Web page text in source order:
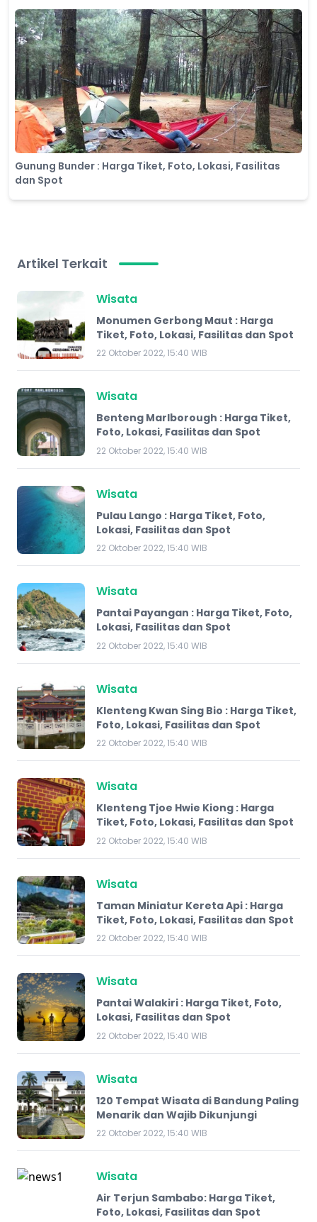
Gunung Bunder : Harga Tiket, Foto, Lokasi, Fasilitas
dan Spot
Artikel Terkait
Wisata
Monumen Gerbong Maut : Harga
Tiket, Foto, Lokasi, Fasilitas dan Spot
22 Oktober 2022, 15:40 WIB
Wisata
Benteng Marlborough : Harga Tiket,
Foto, Lokasi, Fasilitas dan Spot
22 Oktober 2022, 15:40 WIB
Wisata
Pulau Lango : Harga Tiket, Foto,
Lokasi, Fasilitas dan Spot
22 Oktober 2022, 15:40 WIB
Wisata
Pantai Payangan : Harga Tiket, Foto,
Lokasi, Fasilitas dan Spot
22 Oktober 2022, 15:40 WIB
Wisata
Klenteng Kwan Sing Bio : Harga Tiket,
Foto, Lokasi, Fasilitas dan Spot
22 Oktober 2022, 15:40 WIB
Wisata
Klenteng Tjoe Hwie Kiong​ : Harga
Tiket, Foto, Lokasi, Fasilitas dan Spot
22 Oktober 2022, 15:40 WIB
Wisata
Taman Miniatur Kereta Api : Harga
Tiket, Foto, Lokasi, Fasilitas dan Spot
22 Oktober 2022, 15:40 WIB
Wisata
Pantai Walakiri : Harga Tiket, Foto,
Lokasi, Fasilitas dan Spot
22 Oktober 2022, 15:40 WIB
Wisata
120 Tempat Wisata di Bandung Paling
Menarik dan Wajib Dikunjungi
22 Oktober 2022, 15:40 WIB
Wisata
Air Terjun Sambabo: Harga Tiket,
Foto, Lokasi, Fasilitas dan Spot